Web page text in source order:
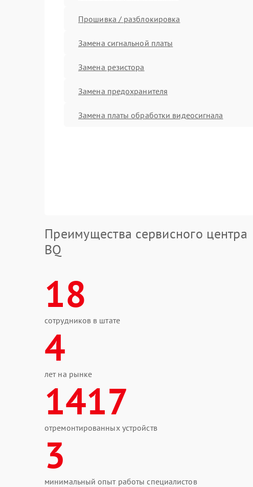
Прошивка / разблокировка
Замена сигнальной платы
Замена резистора
Замена предохранителя
Замена платы обработки видеосигнала
Преимущества сервисного центра
BQ
18
сотрудников в штате
4
лет на рынке
1417
отремонтированных устройств
3
минимальный опыт работы специалистов